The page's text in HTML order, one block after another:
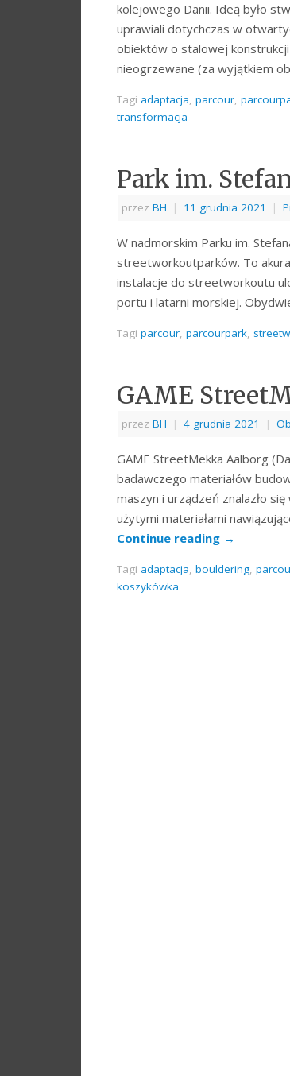
kolejowego Danii. Ideą było
uprawiali dotychczas w
obiektów o stalowej
nieogrzewane (za wyjątkiem
Tagi adaptacja, parcour,
transformacja
Park im.
przez BH | 11 grudnia 2021 |
W nadmorskim Parku im.
streetworkoutparków. To
instalacje do streetworkoutu
portu i latarni morskiej.
Tagi parcour, parcourpark,
GAME
przez BH | 4 grudnia 2021 |
GAME StreetMekka Aalborg
badawczego materiałów
maszyn i urządzeń znalazło
użytymi materiałami
Continue reading →
Tagi adaptacja, bouldering,
koszykówka